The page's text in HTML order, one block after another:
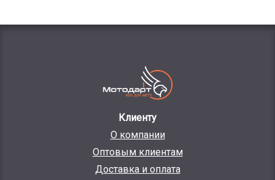
Клиенту
О компании
Оптовым клиентам
Доставка и оплата